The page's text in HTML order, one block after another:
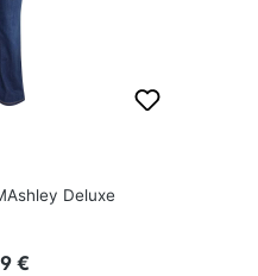
Deluxe
Preis:
€